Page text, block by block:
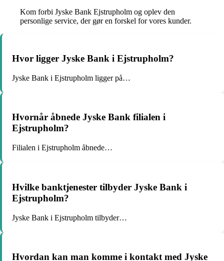
Kom forbi Jyske Bank Ejstrupholm og oplev den
personlige service, der gør en forskel for vores kunder.
Hvor ligger Jyske Bank i Ejstrupholm?
Jyske Bank i Ejstrupholm ligger på…
Hvornår åbnede Jyske Bank filialen i
Ejstrupholm?
Filialen i Ejstrupholm åbnede…
Hvilke banktjenester tilbyder Jyske Bank i
Ejstrupholm?
Jyske Bank i Ejstrupholm tilbyder…
Hvordan kan man komme i kontakt med Jyske